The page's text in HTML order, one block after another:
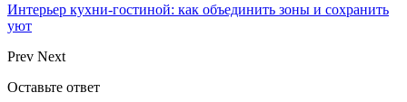
Интерьер кухни-гостиной: как объединить зоны и сохранить
уют
Prev Next
Оставьте ответ